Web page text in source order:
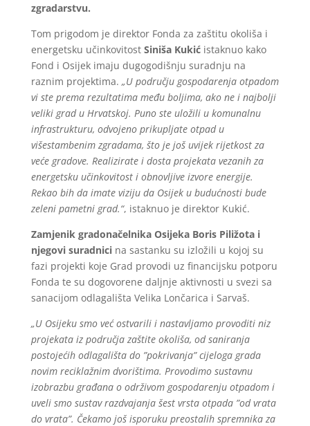
zgradarstvu.
Tom prigodom je direktor Fonda za zaštitu okoliša i
energetsku učinkovitost Siniša Kukićistaknuo kako
Fond i Osijek imaju dugogodišnju suradnju na
raznim projektima. „U području gospodarenja otpadom
vi ste prema rezultatima među boljima, ako ne i najbolji
veliki grad u Hrvatskoj. Puno ste uložili u komunalnu
infrastrukturu, odvojeno prikupljate otpad u
višestambenim zgradama, što je još uvijek rijetkost za
veće gradove. Realizirate i dosta projekata vezanih za
energetsku učinkovitost i obnovljive izvore energije.
Rekao bih da imate viziju da Osijek u budućnosti bude
zeleni pametni grad.“, istaknuo je direktor Kukić.
Zamjenik gradonačelnika Osijeka Boris Piližota i
njegovi suradnicina sastanku su izložili u kojoj su
fazi projekti koje Grad provodi uz financijsku potporu
Fonda te su dogovorene daljnje aktivnosti u svezi sa
sanacijom odlagališta Velika Lončarica i Sarvaš.
„U Osijeku smo već ostvarili i nastavljamo provoditi niz
projekata iz područja zaštite okoliša, od saniranja
postojećih odlagališta do ”pokrivanja” cijeloga grada
novim reciklažnim dvorištima. Provodimo sustavnu
izobrazbu građana o održivom gospodarenju otpadom i
uveli smo sustav razdvajanja šest vrsta otpada ”od vrata
do vrata”. Čekamo još isporuku preostalih spremnika za